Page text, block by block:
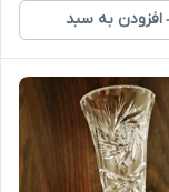
افزودن به سبد